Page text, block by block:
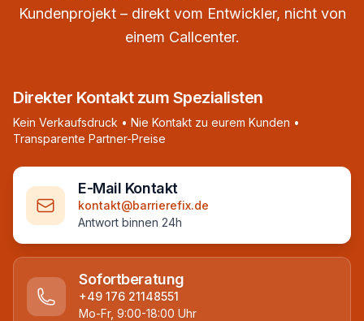
Kundenprojekt – direkt vom Entwickler, nicht von
einem Callcenter.
Direkter Kontakt zum Spezialisten
Kein Verkaufsdruck • Nie Kontakt zu eurem Kunden •
Transparente Partner-Preise
E-Mail Kontakt
kontakt@barrierefix.de
Antwort binnen 24h
Sofortberatung
+49 176 21148551
Mo-Fr, 9:00-18:00 Uhr